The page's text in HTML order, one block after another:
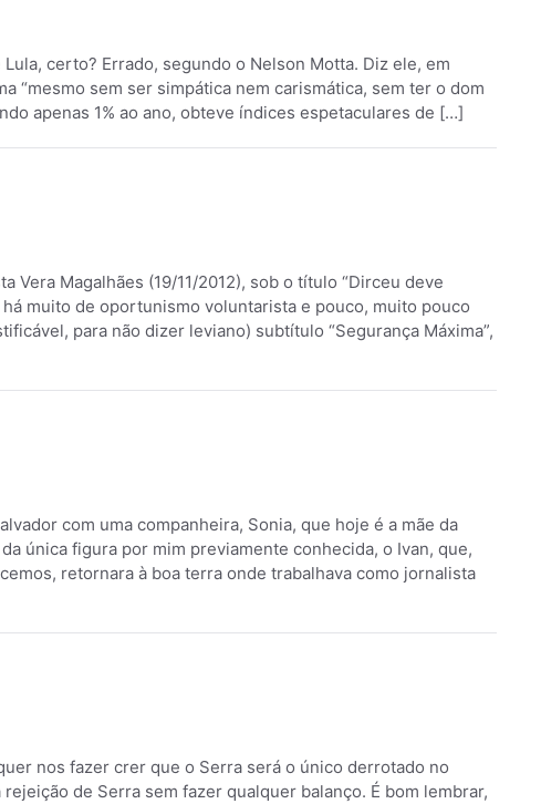
certo? Errado, segundo o Nelson Motta. Diz ele, em
“mesmo sem ser simpática nem carismática, sem ter o dom
apenas 1% ao ano, obteve índices espetaculares de […]
Vera Magalhães (19/11/2012), sob o título “Dirceu deve
muito de oportunismo voluntarista e pouco, muito pouco
para não dizer leviano) subtítulo “Segurança Máxima”,
com uma companheira, Sonia, que hoje é a mãe da
única figura por mim previamente conhecida, o Ivan, que,
retornara à boa terra onde trabalhava como jornalista
nos fazer crer que o Serra será o único derrotado no
de Serra sem fazer qualquer balanço. É bom lembrar,